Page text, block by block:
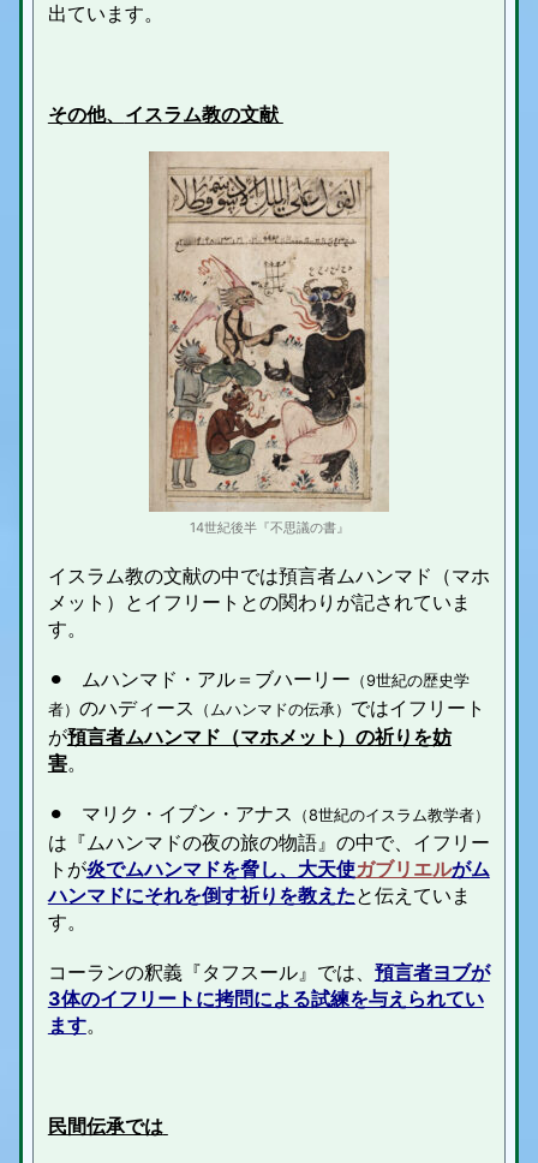
出ています。
その他、 イスラム教の文献
14世紀後半『不思議の書』
イスラム教の文献の中では預言者ムハンマド（マホ
メット）とイフリートとの関わりが記されていま
す。
⚫︎ ムハンマド・アル＝ブハーリー （9世紀の歴史学
者） のハディース （ムハンマドの伝承） ではイフリート
が預言者ムハンマド（マホメット）の祈りを妨
害。
⚫︎ マリク・イブン・アナス （8世紀のイスラム教学者）
は『ムハンマドの夜の旅の物語』の中で、 イフリー
トが炎でムハンマドを脅し、大天使ガブリエルがム
ハンマドにそれを倒す祈りを教えたと伝えていま
す。
コーランの釈義『タフスール』では、 預言者ヨブが
3体のイフリートに拷問による試練を与えられてい
ます。
民間伝承では